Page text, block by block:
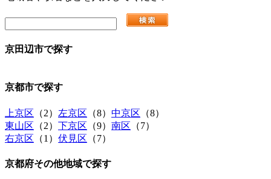
京田辺市で探す
京都市で探す
上京区 （2） 左京区 （8） 中京区 （8）
東山区 （2） 下京区 （9） 南区 （7）
右京区 （1） 伏見区 （7）
京都府その他地域で探す